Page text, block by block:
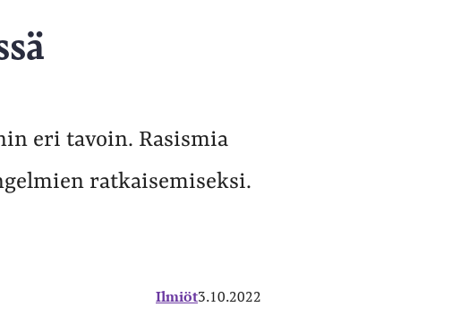
eri tavoin. Rasismia
ratkaisemiseksi.
Ilmiöt3.10.2022